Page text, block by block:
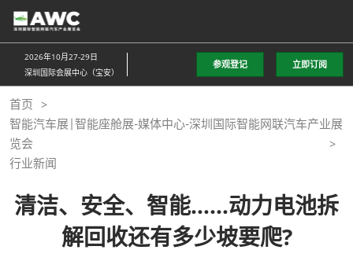
直
接
跳
至
内
容
2026年10月27-29日
深圳国际会展中心（宝安）
参观登记 立即订阅
首页
智能汽车展|智能座舱展-媒体中心-深圳国际智能网联汽车产业展
览会
行业新闻
清洁、安全、智能……动力电池拆
解回收还有多少坡要爬?